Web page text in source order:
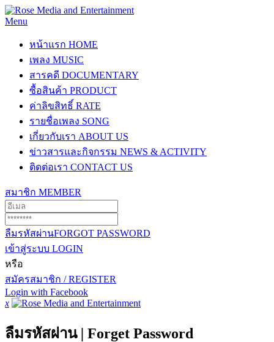
Menu
หน้าแรก HOME
เพลง MUSIC
สารคดี DOCUMENTARY
ซื้อสินค้า PRODUCT
ค่าลิขสิทธิ์ RATE
รายชื่อเพลง SONG
เกี่ยวกับเรา ABOUT US
ข่าวสารและกิจกรรม NEWS & ACTIVITY
ติดต่อเรา CONTACT US
สมาชิก MEMBER
ลืมรหัสผ่านFORGOT PASSWORD
เข้าสู่ระบบ LOGIN
หรือ
สมัครสมาชิก / REGISTER
Login with Facebook
x
ลืมรหัสผ่าน | Forget Password